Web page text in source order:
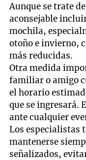
Aunque se trate
aconsejable
mochila,
otoño e invierno,
más reducidas.
Otra medida
familiar o amigo
el horario
que se ingresará.
ante cualquier
Los especialistas
mantenerse
señalizados,